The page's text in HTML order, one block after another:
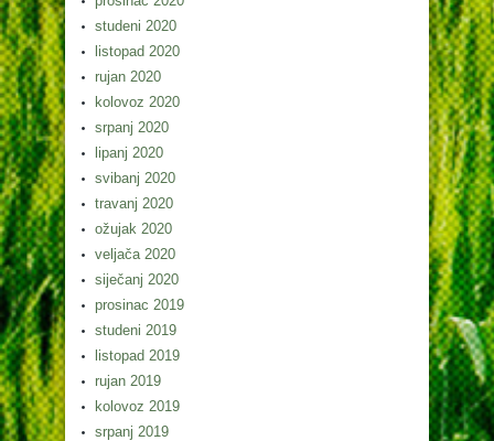
studeni 2020
listopad 2020
rujan 2020
kolovoz 2020
srpanj 2020
lipanj 2020
svibanj 2020
travanj 2020
ožujak 2020
veljača 2020
siječanj 2020
prosinac 2019
studeni 2019
listopad 2019
rujan 2019
kolovoz 2019
srpanj 2019